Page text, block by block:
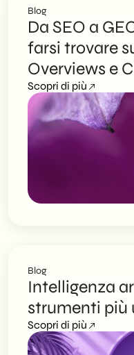
Blog
Da SEO a
farsi trovare
Overviews e
Scopri di più
Blog
Intelligenza
strumenti più
Scopri di più